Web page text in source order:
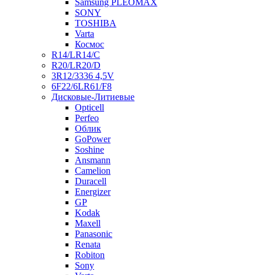
Samsung PLEOMAX
SONY
TOSHIBA
Varta
Космос
R14/LR14/C
R20/LR20/D
3R12/3336 4,5V
6F22/6LR61/F8
Дисковые-Литиевые
Opticell
Perfeo
Облик
GoPower
Soshine
Ansmann
Camelion
Duracell
Energizer
GP
Kodak
Maxell
Panasonic
Renata
Robiton
Sony